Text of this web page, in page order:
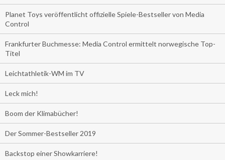
Planet Toys veröffentlicht offizielle Spiele-Bestseller von Media
Control
Frankfurter Buchmesse: Media Control ermittelt norwegische Top-
Titel
Leichtathletik-WM im TV
Leck mich!
Boom der Klimabücher!
Der Sommer-Bestseller 2019
Backstop einer Showkarriere!